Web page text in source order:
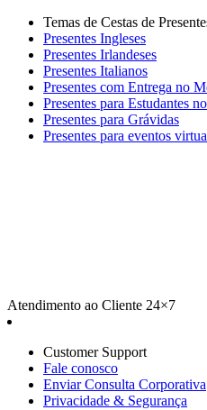
Temas de Cestas de
Presentes Ingleses
Presentes Irlandeses
Presentes Italianos
Presentes com Entrega no
Presentes para Estudantes
Presentes para Grávidas
Presentes para eventos
Atendimento ao Cliente 24×7
Customer Support
Fale conosco
Enviar Consulta Corporativa
Privacidade & Segurança